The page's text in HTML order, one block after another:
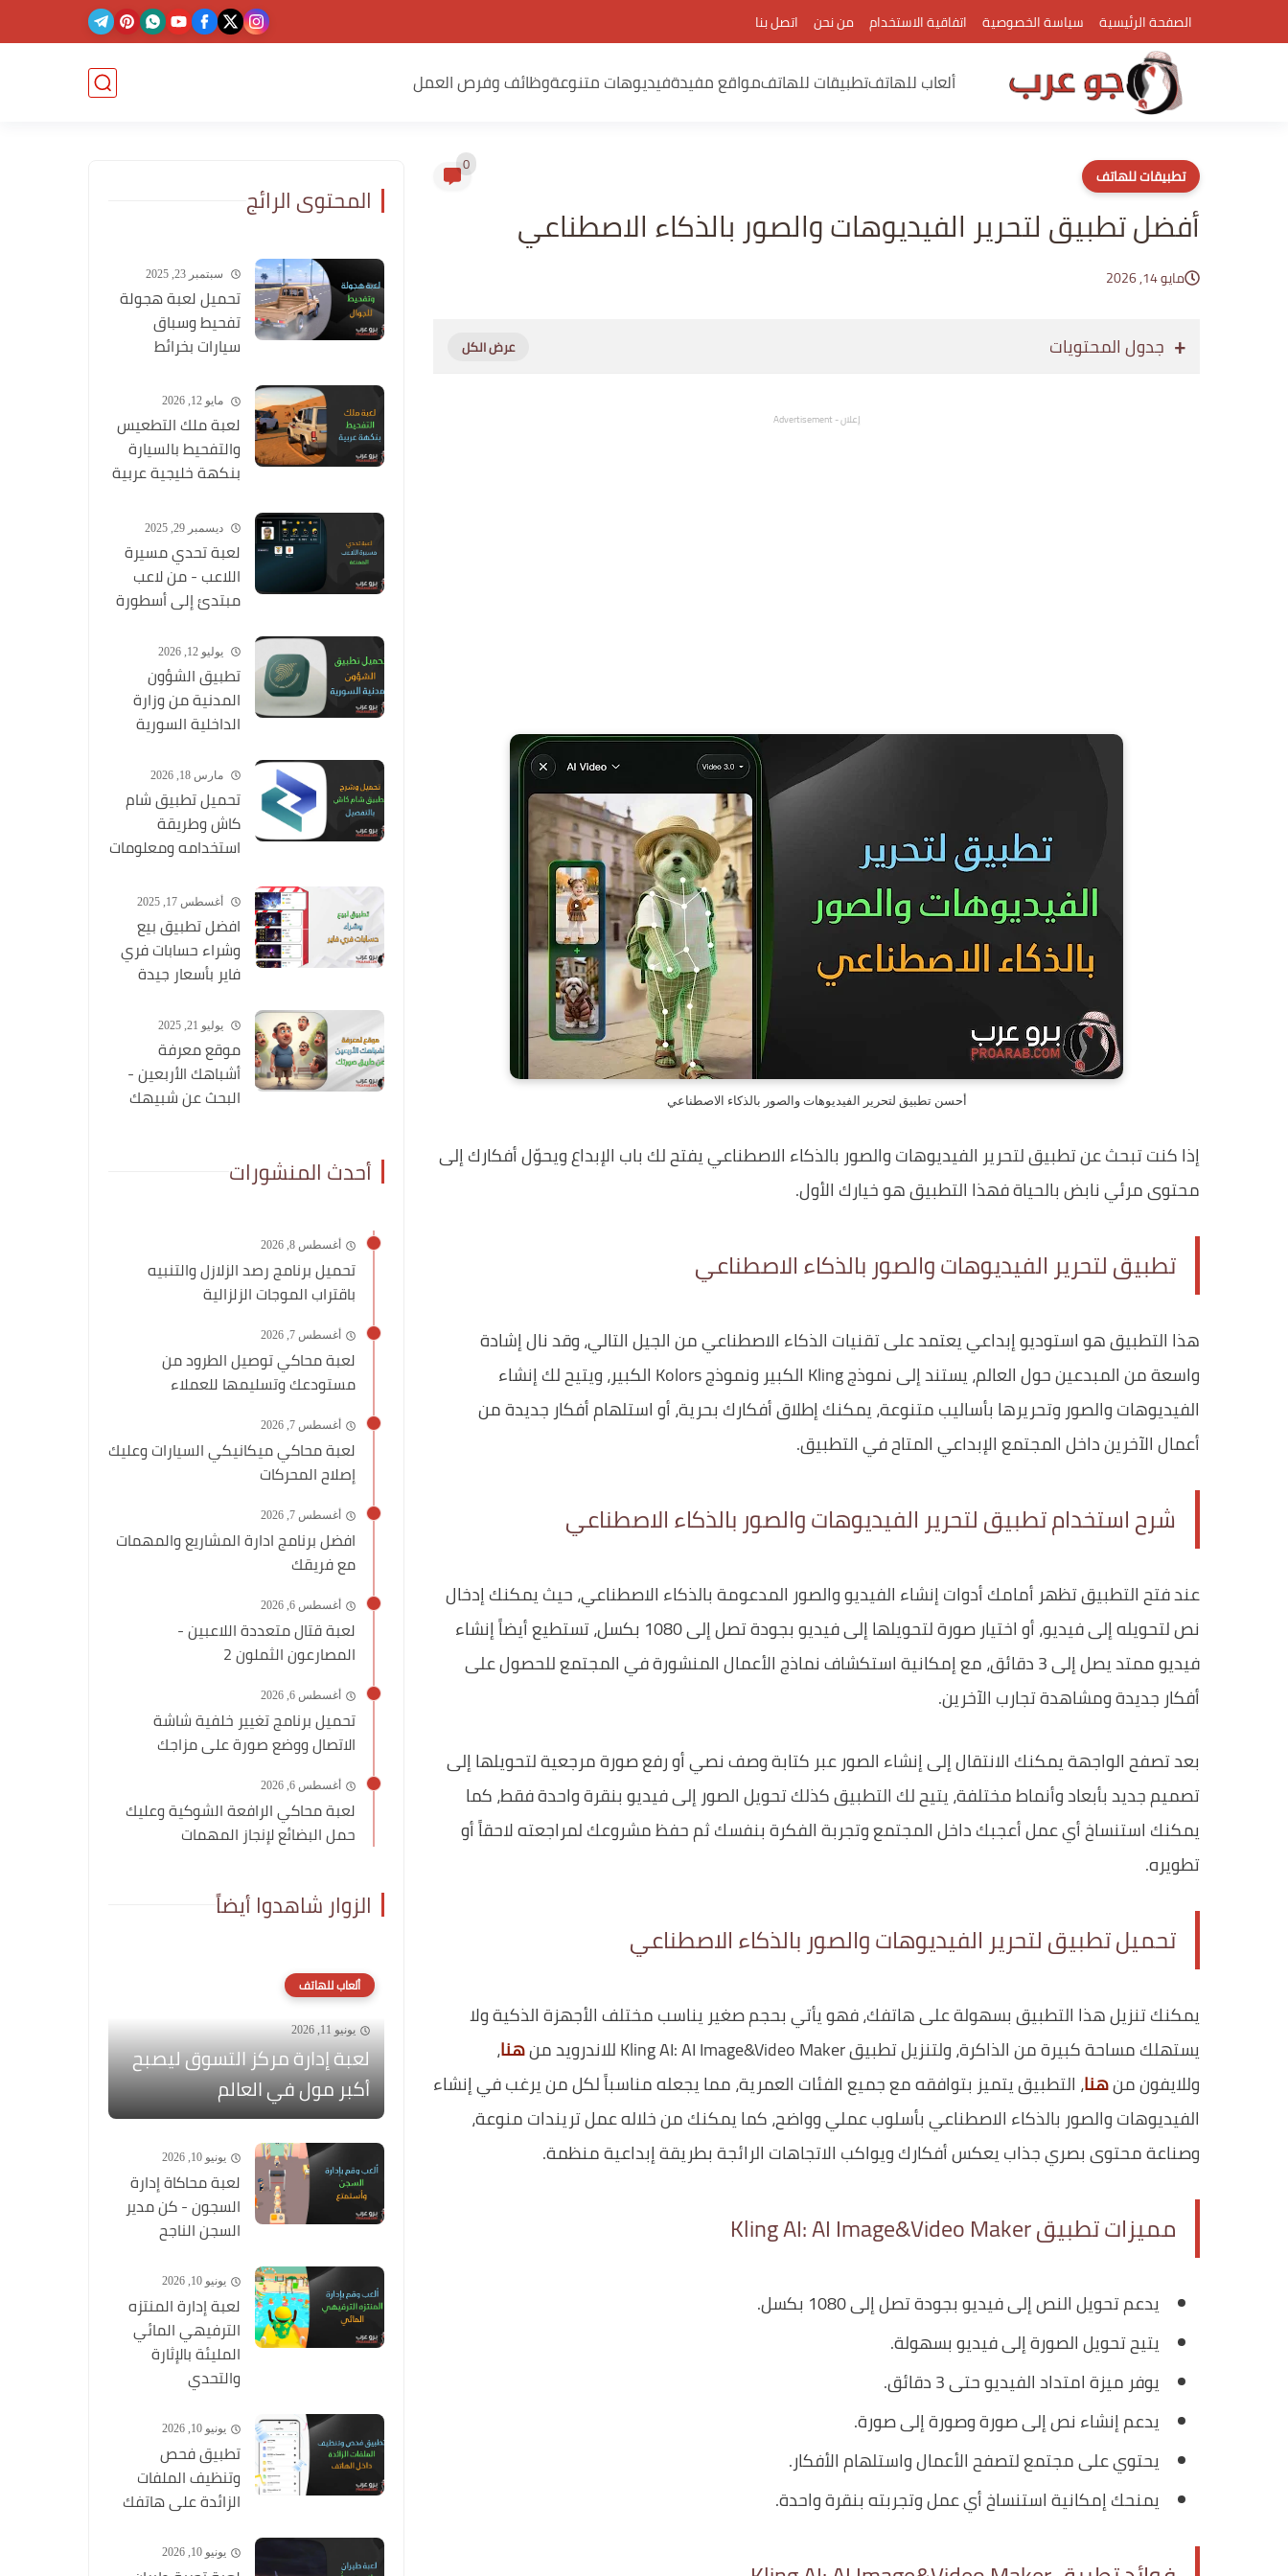
الصفحة الرئيسية سياسة الخصوصية اتفاقية الاستخدام من نحن اتصل بنا
ألعاب للهاتفتطبيقات للهاتفمواقع مفيدةفيديوهات متنوعةوظائف وفرص العمل
تطبيقات للهاتف 0
أفضل تطبيق لتحرير الفيديوهات والصور بالذكاء الاصطناعي
مايو 14, 2026
جدول المحتويات
إعلان - Advertisement
أحسن تطبيق لتحرير الفيديوهات والصور بالذكاء الاصطناعي
إذا كنت تبحث عن تطبيق لتحرير الفيديوهات والصور بالذكاء الاصطناعي يفتح لك باب الإبداع ويحوّل أفكارك إلى
محتوى مرئي نابض بالحياة فهذا التطبيق هو خيارك الأول.
تطبيق لتحرير الفيديوهات والصور بالذكاء الاصطناعي
هذا التطبيق هو استوديو إبداعي يعتمد على تقنيات الذكاء الاصطناعي من الجيل التالي، وقد نال إشادة
واسعة من المبدعين حول العالم، يستند إلى نموذج Kling الكبير ونموذج Kolors الكبير، ويتيح لك إنشاء
الفيديوهات والصور وتحريرها بأساليب متنوعة، يمكنك إطلاق أفكارك بحرية، أو استلهام أفكار جديدة من
أعمال الآخرين داخل المجتمع الإبداعي المتاح في التطبيق.
شرح استخدام تطبيق لتحرير الفيديوهات والصور بالذكاء الاصطناعي
عند فتح التطبيق تظهر أمامك أدوات إنشاء الفيديو والصور المدعومة بالذكاء الاصطناعي، حيث يمكنك إدخال
نص لتحويله إلى فيديو، أو اختيار صورة لتحويلها إلى فيديو بجودة تصل إلى 1080 بكسل، تستطيع أيضاً إنشاء
فيديو ممتد يصل إلى 3 دقائق، مع إمكانية استكشاف نماذج الأعمال المنشورة في المجتمع للحصول على
أفكار جديدة ومشاهدة تجارب الآخرين.
بعد تصفح الواجهة يمكنك الانتقال إلى إنشاء الصور عبر كتابة وصف نصي أو رفع صورة مرجعية لتحويلها إلى
تصميم جديد بأبعاد وأنماط مختلفة، يتيح لك التطبيق كذلك تحويل الصور إلى فيديو بنقرة واحدة فقط، كما
يمكنك استنساخ أي عمل أعجبك داخل المجتمع وتجربة الفكرة بنفسك ثم حفظ مشروعك لمراجعته لاحقاً أو
تطويره.
تحميل تطبيق لتحرير الفيديوهات والصور بالذكاء الاصطناعي
يمكنك تنزيل هذا التطبيق بسهولة على هاتفك، فهو يأتي بحجم صغير يناسب مختلف الأجهزة الذكية ولا
يستهلك مساحة كبيرة من الذاكرة، ولتنزيل تطبيق Kling AI: AI Image&Video Maker للاندرويد من
هنا،
وللايفون منهنا، التطبيق يتميز بتوافقه مع جميع الفئات العمرية، مما يجعله مناسباً لكل من يرغب في إنشاء
الفيديوهات والصور بالذكاء الاصطناعي بأسلوب عملي وواضح، كما يمكنك من خلاله عمل تريندات منوعة،
وصناعة محتوى بصري جذاب يعكس أفكارك ويواكب الاتجاهات الرائجة بطريقة إبداعية منظمة.
مميزات تطبيق Kling AI: AI Image&Video Maker
يدعم تحويل النص إلى فيديو بجودة تصل إلى 1080 بكسل.
يتيح تحويل الصورة إلى فيديو بسهولة.
يوفر ميزة امتداد الفيديو حتى 3 دقائق.
يدعم إنشاء نص إلى صورة وصورة إلى صورة.
يحتوي على مجتمع لتصفح الأعمال واستلهام الأفكار.
يمنحك إمكانية استنساخ أي عمل وتجربته بنقرة واحدة.
المحتوى الرائج
سبتمبر 23, 2025
تحميل لعبة هجولة
تفحيط وسباق
سيارات بخرائط
مايو 12, 2026
لعبة ملك التطعيس
والتفحيط بالسيارة
بنكهة خليجية عربية
ديسمبر 29, 2025
لعبة تحدي مسيرة
اللاعب - من لاعب
مبتدئ إلى أسطورة
يوليو 12, 2026
تطبيق الشؤون
المدنية من وزارة
الداخلية السورية
مارس 18, 2026
تحميل تطبيق شام
كاش وطريقة
استخدامه ومعلومات
أغسطس 17, 2025
افضل تطبيق بيع
وشراء حسابات فري
فاير بأسعار جيدة
يوليو 21, 2025
موقع معرفة
أشباهك الأربعين -
البحث عن شبيهك
أحدث المنشورات
أغسطس 8, 2026
تحميل برنامج رصد الزلازل والتنبيه
باقتراب الموجات الزلزالية
أغسطس 7, 2026
لعبة محاكي توصيل الطرود من
مستودعك وتسليمها للعملاء
أغسطس 7, 2026
لعبة محاكي ميكانيكي السيارات وعليك
إصلاح المحركات
أغسطس 7, 2026
افضل برنامج ادارة المشاريع والمهمات
مع فريقك
أغسطس 6, 2026
لعبة قتال متعددة اللاعبين -
المصارعون الثملون 2
أغسطس 6, 2026
تحميل برنامج تغيير خلفية شاشة
الاتصال ووضع صورة على مزاجك
أغسطس 6, 2026
لعبة محاكي الرافعة الشوكية وعليك
حمل البضائع لإنجاز المهمات
الزوار شاهدوا أيضاً
ألعاب للهاتف
يونيو 11, 2026
لعبة إدارة مركز التسوق ليصبح
أكبر مول في العالم
يونيو 10, 2026
لعبة محاكاة إدارة
السجون - كن مدير
السجن الناجح
يونيو 10, 2026
لعبة إدارة المنتزه
الترفيهي المائي
المليئة بالإثارة
والتحدي
يونيو 10, 2026
تطبيق فحص
وتنظيف الملفات
الزائدة على هاتفك
يونيو 10, 2026